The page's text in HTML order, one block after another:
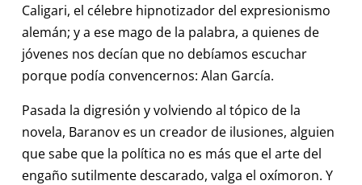
Caligari, el célebre hipnotizador del expresionismo
alemán; y a ese mago de la palabra, a quienes de
jóvenes nos decían que no debíamos escuchar
porque podía convencernos: Alan García.
Pasada la digresión y volviendo al tópico de la
novela, Baranov es un creador de ilusiones, alguien
que sabe que la política no es más que el arte del
engaño sutilmente descarado, valga el oxímoron. Y